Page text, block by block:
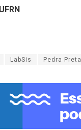
LabSis Pedra Preta